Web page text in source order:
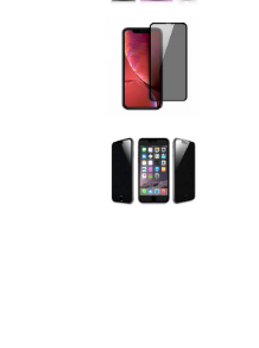
Ecrane Diverse
Baterie externa
Folie protectie STICLA